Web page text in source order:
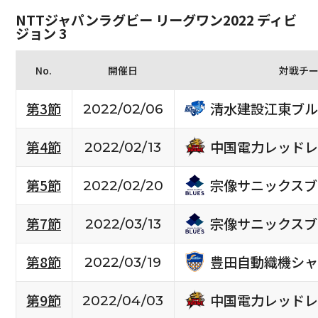
NTTジャパンラグビー リーグワン2022 ディビ
ジョン 3
No. 開催日 対戦チ
第3節 2022/02/06
清水建設江東ブ
第4節
2022/02/13
中国電力レッド
第5節
2022/02/20
宗像サニックス
第7節
2022/03/13
宗像サニックス
第8節
2022/03/19
豊田自動織機シ
第9節
2022/04/03 中国電力レッド